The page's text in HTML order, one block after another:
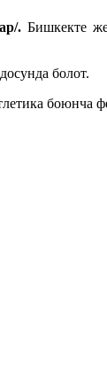
.Бишкекте
болот.
боюнча